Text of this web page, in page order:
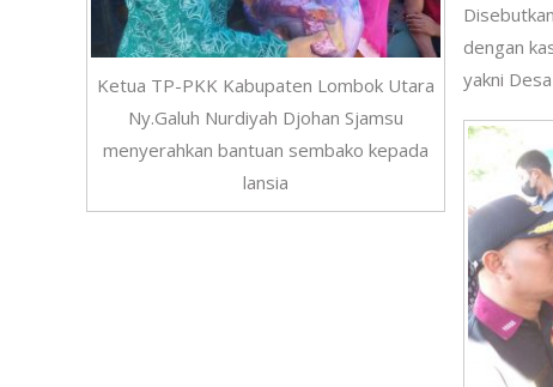
Ketua TP-PKK Kabupaten Lombok Utara
Ny.Galuh Nurdiyah Djohan Sjamsu
menyerahkan bantuan sembako kepada
lansia
dengan
yakni